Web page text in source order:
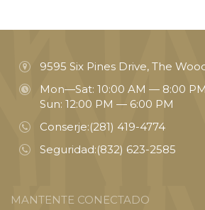
9595 Six Pines Drive, The
Mon—Sat: 10:00 AM — 8:00 PM
Sun: 12:00 PM — 6:00 PM
Conserje:(281) 419-4774
Seguridad:(832) 623-2585
MANTENTE CONECTADO